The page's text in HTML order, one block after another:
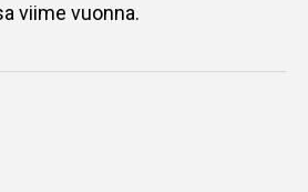
viime vuonna.